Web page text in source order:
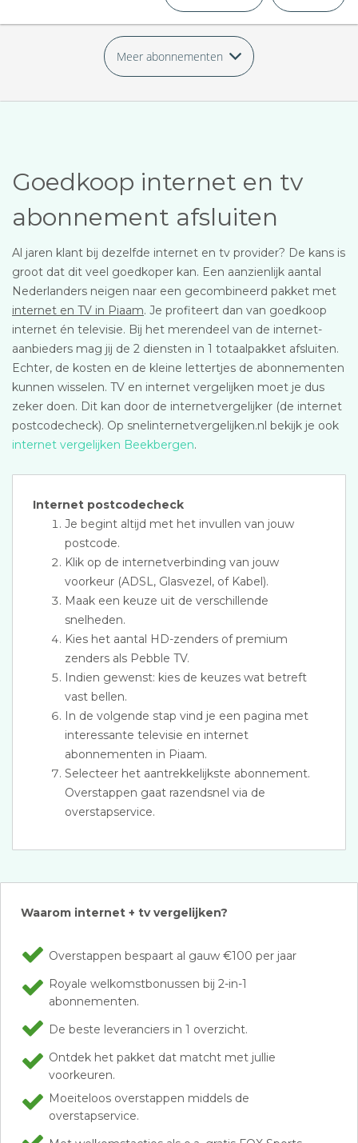
Meer abonnementen
Goedkoop internet en tv
abonnement afsluiten
Al jaren klant bij dezelfde internet en tv provider? De kans is
groot dat dit veel goedkoper kan. Een aanzienlijk aantal
Nederlanders neigen naar een gecombineerd pakket met
internet en TV in Piaam. Je profiteert dan van goedkoop
internet én televisie. Bij het merendeel van de internet-
aanbieders mag jij de 2 diensten in 1 totaalpakket afsluiten.
Echter, de kosten en de kleine lettertjes de abonnementen
kunnen wisselen. TV en internet vergelijken moet je dus
zeker doen. Dit kan door de internetvergelijker (de internet
postcodecheck). Op snelinternetvergelijken.nl bekijk je ook
internet vergelijken Beekbergen.
Internet postcodecheck
Je begint altijd met het invullen van jouw
postcode.
Klik op de internetverbinding van jouw
voorkeur (ADSL, Glasvezel, of Kabel).
Maak een keuze uit de verschillende
snelheden.
Kies het aantal HD-zenders of premium
zenders als Pebble TV.
Indien gewenst: kies de keuzes wat betreft
vast bellen.
In de volgende stap vind je een pagina met
interessante televisie en internet
abonnementen in Piaam.
Selecteer het aantrekkelijkste abonnement.
Overstappen gaat razendsnel via de
overstapservice.
Waarom internet + tv vergelijken?
Overstappen bespaart al gauw €100 per jaar
Royale welkomstbonussen bij 2-in-1
abonnementen.
De beste leveranciers in 1 overzicht.
Ontdek het pakket dat matcht met jullie
voorkeuren.
Moeiteloos overstappen middels de
overstapservice.